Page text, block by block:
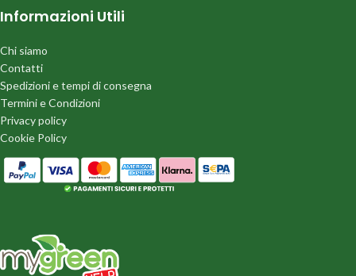
Informazioni Utili
Chi siamo
Contatti
Spedizioni e tempi di consegna
Termini e Condizioni
Privacy policy
Cookie Policy